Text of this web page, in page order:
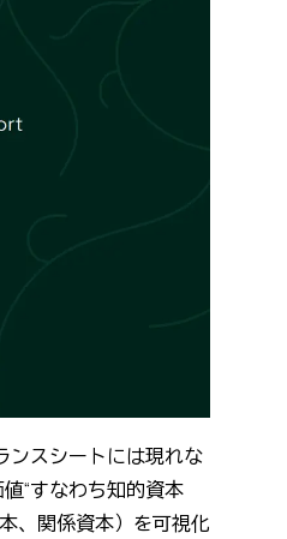
ンスシートには現れな
“──すなわち知的資本
、関係資本）を可視化